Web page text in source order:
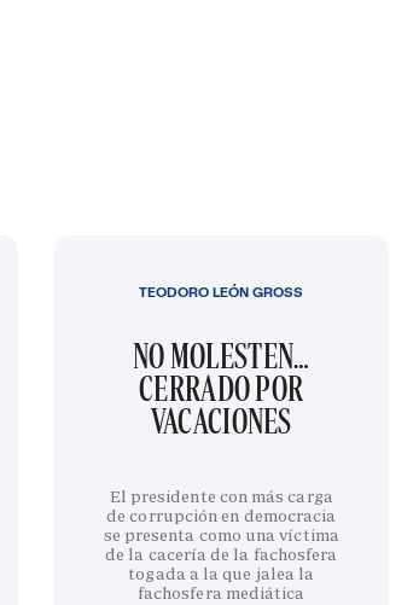
NO MOLESTEN…
CERRADO POR
VACACIONES
El presidente con más carga
de corrupción en democracia
se presenta como una víctima
de la cacería de la fachosfera
togada a la que jalea la
fachosfera mediática
TEODORO LEÓN GROSS